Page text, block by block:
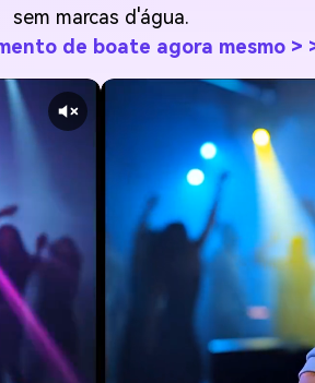
sem marcas d'água.
de boate agora mesmo >